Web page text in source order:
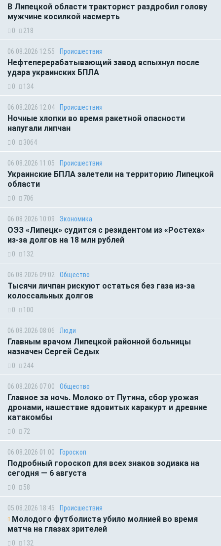
В Липецкой области тракторист раздробил голову
мужчине косилкой насмерть
0 218
06.08.2026 12:55 Происшествия
Нефтеперерабатывающий завод вспыхнул после
удара украинских БПЛА
0 134
06.08.2026 12:04 Происшествия
Ночные хлопки во время ракетной опасности
напугали липчан
0 3064
06.08.2026 11:05 Происшествия
Украинские БПЛА залетели на территорию Липецкой
области
0 706
06.08.2026 10:09 Экономика
ОЭЗ «Липецк» судится с резидентом из «Ростеха»
из-за долгов на 18 млн рублей
0 132
06.08.2026 09:02 Общество
Тысячи личпан рискуют остаться без газа из-за
колоссальных долгов
0 100
06.08.2026 08:06 Люди
Главным врачом Липецкой районной больницы
назначен Сергей Седых
0 244
06.08.2026 07:00 Общество
Главное за ночь. Молоко от Путина, сбор урожая
дронами, нашествие ядовитых каракурт и древние
катакомбы
0 72
06.08.2026 01:00 Гороскоп
Подробный гороскоп для всех знаков зодиака на
сегодня — 6 августа
0 58
05.08.2026 18:45 Происшествия
Молодого футболиста убило молнией во время
матча на глазах зрителей
0 132